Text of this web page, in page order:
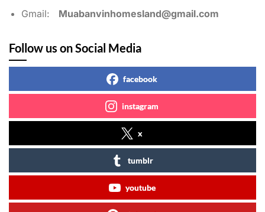
Gmail: Muabanvinhomesland@gmail.com
Follow us on Social Media
facebook
instagram
x
tumblr
youtube